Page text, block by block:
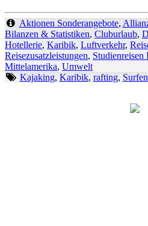
Aktionen Sonderangebote,
Bilanzen & Statistiken, Cluburlaub,
Hotellerie, Karibik, Luftverkehr,
Reisezusatzleistungen,
Mittelamerika, Umwelt
Kajaking, Karibik, rafting, Surfen